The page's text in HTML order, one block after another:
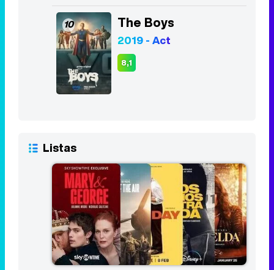
10 The Boys
2019 - Act
8,1
Listas